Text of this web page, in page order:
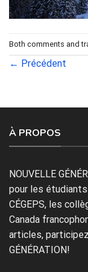
Both comments and
← Précédent
À PROPOS
NOUVELLE
pour les
CÉGEPS, les
Canada
articles,
GÉNÉRATION!